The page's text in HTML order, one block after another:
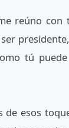
reúno con
tú
esos